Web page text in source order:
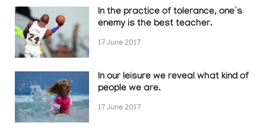
In the practice of tolerance, one’s
enemy is the best teacher.
17 June 2017
In our leisure we reveal what kind of
people we are.
17 June 2017